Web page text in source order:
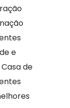
e
de